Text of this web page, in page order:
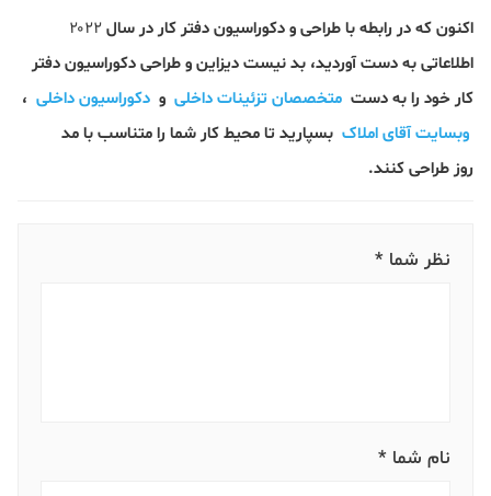
اکنون که در رابطه با طراحی و دکوراسیون دفتر کار در سال۲۰۲۲
اطلاعاتی به دست آوردید، بد نیست دیزاین و طراحی دکوراسیون دفتر
کار خود را به دست متخصصان تزئینات داخلی و دکوراسیون داخلی ،
وبسایت آقای املاک بسپارید تا محیط کار شما را متناسب با مد
روز طراحی کنند.
نظر شما *
نام شما *